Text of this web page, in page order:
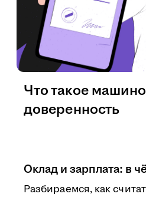
Оклад и зарплата: в
Разбираемся, как
Что такое
доверенность